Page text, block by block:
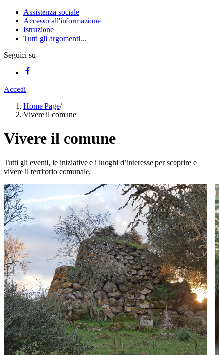
Assistenza sociale
Accesso all'informazione
Istruzione
Tutti gli argomenti...
Seguici su
Accedi
Home Page/
Vivere il comune
Vivere il comune
Tutti gli eventi, le iniziative e i luoghi d’interesse per scoprire e
vivere il territorio comunale.